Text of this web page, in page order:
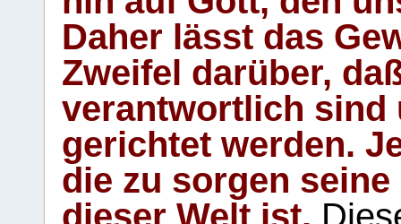
Daher lässt das
Zweifel darüber,
verantwortlich sind
gerichtet werden.
die zu sorgen
dieser Welt ist.